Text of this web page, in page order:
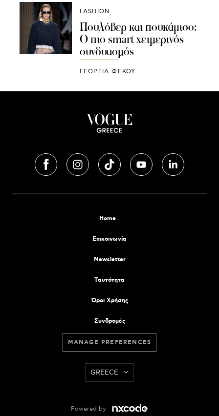
FASHION
Πουλόβερ και πουκάμισο:
Ο πιο smart χειμερινός
συνδυασμός
ΓΕΩΡΓΙΑ ΦΕΚΟΥ
Home
Επικοινωνία
Newsletter
Tαυτότητα
Όροι Χρήσης
Συνδρομές
MANAGE PREFERENCES
GREECE
Powered by